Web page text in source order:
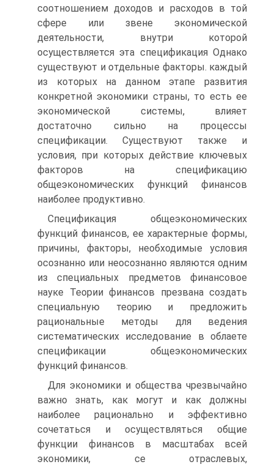
соотношением доходов и расходов в той
сфере или звене экономической
деятельности, внутри которой
осуществляется эта спецификация Однако
существуют и отдельные факторы. каждый
из которых на данном этапе развития
конкретной экономики страны, то есть ее
экономической системы, влияет
достаточно сильно на процессы
спецификации. Существуют также и
условия, при которых действие ключевых
факторов на спецификацию
общеэкономических функций финансов
наиболее продуктивно.
Спецификация общеэкономических
функций финансов, ее характерные формы,
причины, факторы, необходимые условия
осознанно или неосознанно являются одним
из специальных предметов финансовое
науке Теории финансов презвана создать
специальную теорию и предложить
рациональные методы для ведения
систематических исследование в облаете
спецификации общеэкономических
функций финансов.
Для экономики и общества чрезвычайно
важно знать, как могут и как должны
наиболее рационально и эффективно
сочетаться и осуществляться общие
функции финансов в масштабах всей
экономики, се отраслевых,